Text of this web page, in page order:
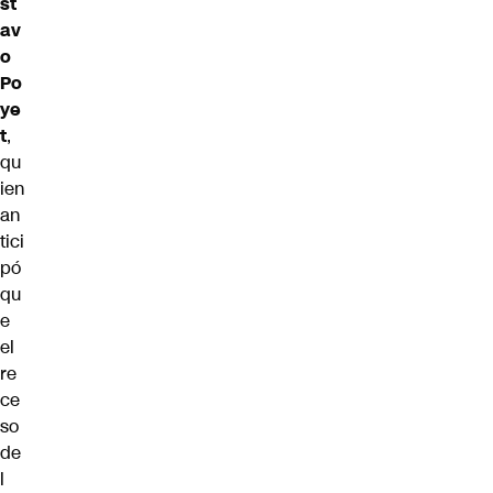
av
o
Po
ye
t,
qu
ien
an
tici
pó
qu
e
el
re
ce
so
de
l